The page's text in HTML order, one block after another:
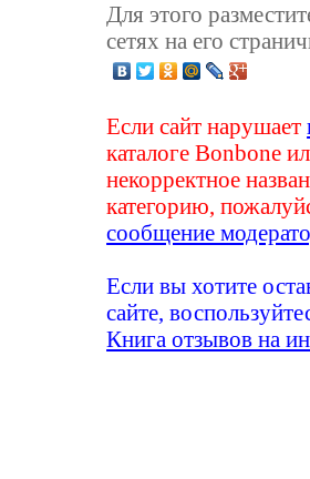
Для этого
сетях на его
Если сайт нарушает
каталоге Bonbone
некорректное
категорию,
сообщение
Если вы хотите
сайте,
Книга отзывов на